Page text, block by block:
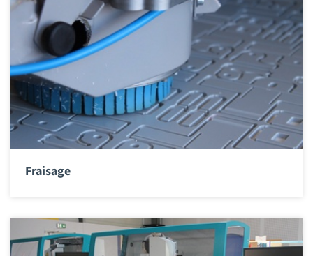
Fraisage